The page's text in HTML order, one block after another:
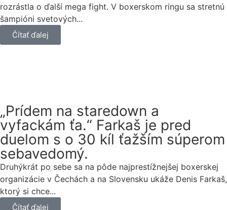
rozrástla o ďalší mega fight. V boxerskom ringu sa stretnú
šampióni svetových...
Čítať ďalej
„Prídem na staredown a
vyfackám ťa.“ Farkaš je pred
duelom s o 30 kíl ťažším súperom
sebavedomý.
Druhýkrát po sebe sa na pôde najprestížnejšej boxerskej
organizácie v Čechách a na Slovensku ukáže Denis Farkaš,
ktorý si chce...
Čítať ďalej